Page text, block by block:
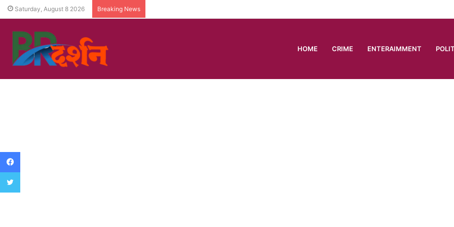
Saturday, August 8 2026 Breaking News
HOME CRIME ENTERAIMMENT